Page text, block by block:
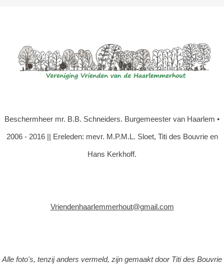
Beschermheer mr. B.B. Schneiders. Burgemeester van Haarlem •
2006 - 2016 || Ereleden: mevr. M.P.M.L. Sloet, Titi des Bouvrie en
Hans Kerkhoff.
Vriendenhaarlemmerhout@gmail.com
Alle foto's, tenzij anders vermeld, zijn gemaakt door Titi des Bouvrie